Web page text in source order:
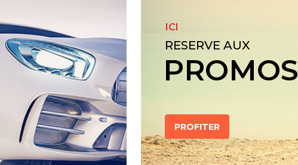
ICI
RESERVE AUX
PROMOS
PROFITER